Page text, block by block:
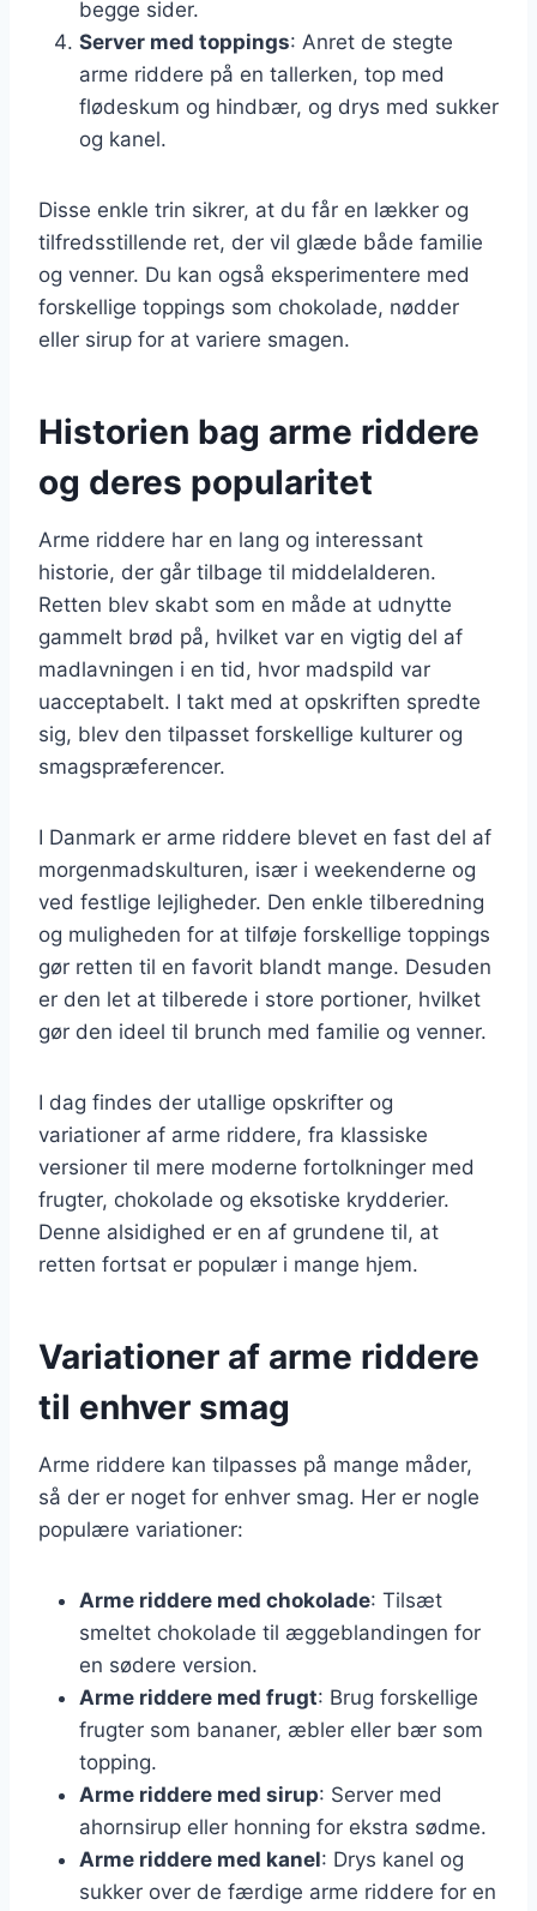
begge sider.
Server med toppings: Anret de stegte
arme riddere på en tallerken, top med
flødeskum og hindbær, og drys med sukker
og kanel.
Disse enkle trin sikrer, at du får en lækker og
tilfredsstillende ret, der vil glæde både familie
og venner. Du kan også eksperimentere med
forskellige toppings som chokolade, nødder
eller sirup for at variere smagen.
Historien bag arme riddere
og deres popularitet
Arme riddere har en lang og interessant
historie, der går tilbage til middelalderen.
Retten blev skabt som en måde at udnytte
gammelt brød på, hvilket var en vigtig del af
madlavningen i en tid, hvor madspild var
uacceptabelt. I takt med at opskriften spredte
sig, blev den tilpasset forskellige kulturer og
smagspræferencer.
I Danmark er arme riddere blevet en fast del af
morgenmadskulturen, især i weekenderne og
ved festlige lejligheder. Den enkle tilberedning
og muligheden for at tilføje forskellige toppings
gør retten til en favorit blandt mange. Desuden
er den let at tilberede i store portioner, hvilket
gør den ideel til brunch med familie og venner.
I dag findes der utallige opskrifter og
variationer af arme riddere, fra klassiske
versioner til mere moderne fortolkninger med
frugter, chokolade og eksotiske krydderier.
Denne alsidighed er en af grundene til, at
retten fortsat er populær i mange hjem.
Variationer af arme riddere
til enhver smag
Arme riddere kan tilpasses på mange måder,
så der er noget for enhver smag. Her er nogle
populære variationer:
Arme riddere med chokolade: Tilsæt
smeltet chokolade til æggeblandingen for
en sødere version.
Arme riddere med frugt: Brug forskellige
frugter som bananer, æbler eller bær som
topping.
Arme riddere med sirup: Server med
ahornsirup eller honning for ekstra sødme.
Arme riddere med kanel: Drys kanel og
sukker over de færdige arme riddere for en